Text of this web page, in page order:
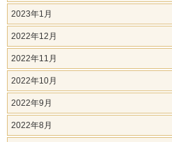
2023年1月
2022年12月
2022年11月
2022年10月
2022年9月
2022年8月